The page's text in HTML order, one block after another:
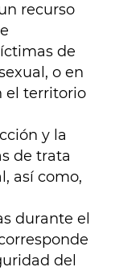
recurso
de
o en
el territorio
y la
de trata
así como,
durante el
del